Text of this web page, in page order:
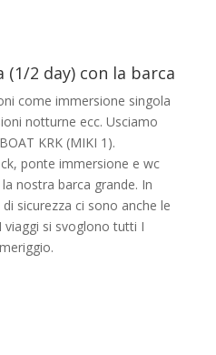
2 day) con la barca
come immersione singola
notturne ecc. Usciamo
KRK (MIKI 1).
ponte immersione e wc
nostra barca grande. In
sicurezza ci sono anche le
viaggi si svoglono tutti I